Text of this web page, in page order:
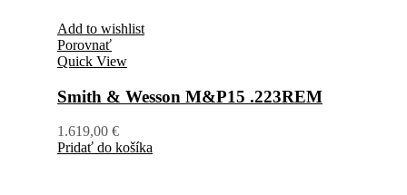
Add to wishlist
Porovnať
Quick View
Smith & Wesson M&P15 .223REM
1.619,00 €
Pridať do košíka